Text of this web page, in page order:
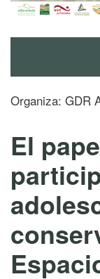
Organiza: GDR
El